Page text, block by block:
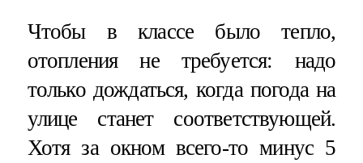
Чтобы в классе было тепло,
отопления не требуется: надо
только дождаться, когда погода на
улице станет соответствующей.
Хотя за окном всего-то минус 5